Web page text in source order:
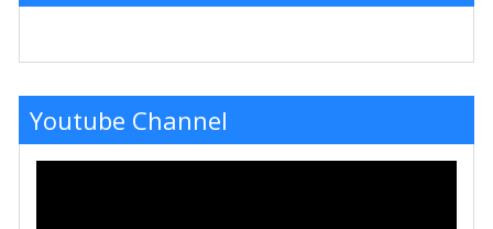
Youtube Channel